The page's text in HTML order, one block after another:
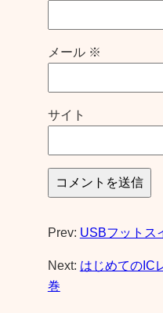
メール ※
サイト
Prev: USBフットス
Next: はじめてのIC
巻